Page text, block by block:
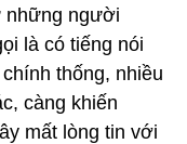
những người
là có tiếng nói
thống, nhiều
càng khiến
mất lòng tin với